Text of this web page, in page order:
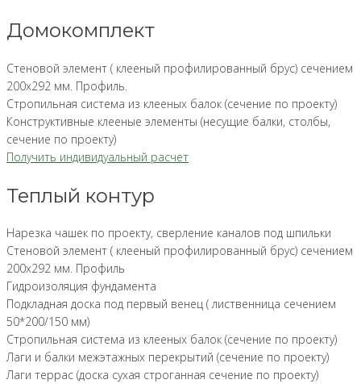
Домокомплект
Стеновой элемент ( клееный профилированный брус) сечением
200х292 мм. Профиль.
Стропильная система из клееных балок (сечение по проекту)
Конструктивные клееные элементы (несущие балки, столбы,
сечение по проекту)
Получить индивидуальный расчет
Теплый контур
Нарезка чашек по проекту, сверление каналов под шпильки
Стеновой элемент ( клееный профилированный брус) сечением
200х292 мм. Профиль
Гидроизоляция фундамента
Подкладная доска под первый венец ( лиственница сечением
50*200/150 мм)
Стропильная система из клееных балок (сечение по проекту)
Лаги и балки межэтажных перекрытий (сечение по проекту)
Лаги террас (доска сухая строганная сечение по проекту)